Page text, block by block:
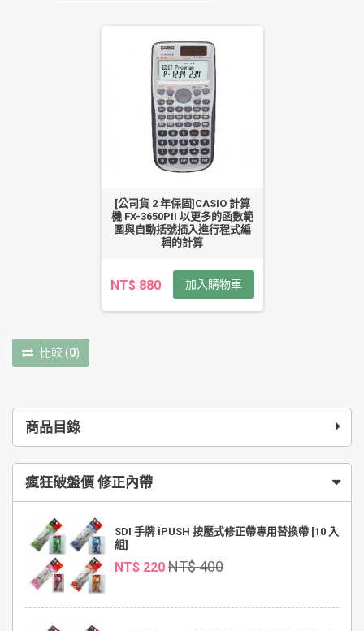
商品目錄
瘋狂破盤價 修正內帶
SDI 手牌 iPUSH 按壓式修正帶專用替換帶 [10 入
組]
NT$ 220 NT$ 400
[公司貨 2 年保固]CASIO 計算
機 FX-3650PII 以更多的函數範
圍與自動括號插入進行程式編
輯的計算
NT$ 880 加入購物車
比較 (0)